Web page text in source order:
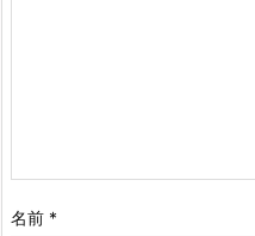
名前 *